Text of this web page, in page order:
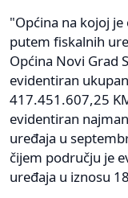
"Općina na kojoj
putem fiskalnih
Općina Novi Grad
evidentiran
417.451.607,25
evidentiran
uređaja u
čijem području je
uređaja u iznosu